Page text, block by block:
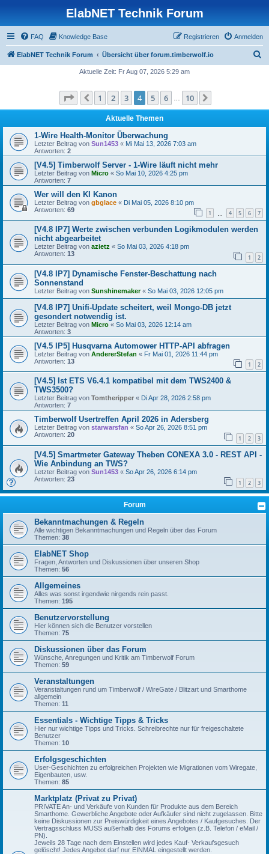
ElabNET Technik Forum
FAQ Knowledge Base Anmelden
Registrieren
ElabNET Technik Forum Übersicht über forum.timberwolf.io
e
Aktuelle Zeit: Fr Aug 07, 2026 5:29 am
Seite von
Vorherige
1 2 3 4 5 6 10
Aktuelle Themen
1-Wire Health-Monitor Überwachung
Letzter Beitrag von Sun1453 « Mi Mai 13, 2026 7:03 am
Antworten: 2
[V4.5] Timberwolf Server - 1-Wire läuft nicht mehr
Letzter Beitrag von Micro « So Mai 10, 2026 4:25 pm
Antworten: 7
Wer will den KI Kanon
Letzter Beitrag von gbglace « Di Mai 05, 2026 8:10 pm
Antworten: 69 1 4 5 6 7
[V4.8 IP7] Werte zwischen verbunden Logikmodulen werden
nicht abgearbeitet
Letzter Beitrag von azietz « So Mai 03, 2026 4:18 pm
Antworten: 13 1 2
[V4.8 IP7] Dynamische Fenster-Beschattung nach
Sonnenstand
Letzter Beitrag von Sunshinemaker« So Mai 03, 2026 12:05 pm
[V4.8 IP7] Unifi-Update scheitert, weil Mongo-DB jetzt
gesondert notwendig ist.
Letzter Beitrag von Micro « So Mai 03, 2026 12:14 am
Antworten: 3
[V4.5 IP5] Husqvarna Automower HTTP-API abfragen
Letzter Beitrag von AndererStefan « Fr Mai 01, 2026 11:44 pm
Antworten: 13 1 2
[V4.5] Ist ETS V6.4.1 kompatibel mit dem TWS2400 &
TWS3500?
Letzter Beitrag von Tomtheripper « Di Apr 28, 2026 2:58 pm
Antworten: 7
Timberwolf Usertreffen April 2026 in Adersberg
Letzter Beitrag von starwarsfan « So Apr 26, 2026 8:51 pm
Antworten: 20 1 2 3
[V4.5] Smartmeter Gateway Theben CONEXA 3.0 - REST API -
Wie Anbindung an TWS?
Letzter Beitrag von Sun1453 « So Apr 26, 2026 6:14 pm
Antworten: 23 1 2 3
Forum
Bekanntmachungen & Regeln
Alle wichtigen Bekanntmachungen und Regeln über das Forum
Themen: 38
ElabNET Shop
Fragen, Antworten und Diskussionen über unseren Shop
Themen: 56
Allgemeines
Alles was sonst irgendwie nirgends rein passt.
Themen: 195
Benutzervorstellung
Hier können sich die Benutzer vorstellen
Themen: 75
Diskussionen über das Forum
Wünsche, Anregungen und Kritik am Timberwolf Forum
Themen: 59
Veranstaltungen
Veranstaltungen rund um Timberwolf / WireGate / Blitzart und Smarthome
allgemein
Themen: 11
Essentials - Wichtige Tipps & Tricks
Hier nur wichtige Tipps und Tricks. Schreibrechte nur für freigeschaltete
Benutzer
Themen: 10
Erfolgsgeschichten
User-Geschichten zu erfolgreichen Projekten wie Migrationen vom Wiregate,
Eigenbauten, usw.
Themen: 85
Marktplatz (Privat zu Privat)
PRIVATE An- und Verkäufe von Kunden für Produkte aus dem Bereich
Smarthome. Gewerbliche Angebote oder Aufkäufer sind nicht zugelassen. Bitte
keine Diskussionen zur Preiswürdigkeit eines Angebotes / Kaufgesuches. Der
Vertragsschluss MUSS außerhalb des Forums erfolgen (z.B. Telefon / eMail /
PN).
Jeweils 28 Tage nach dem Einstellen wird jedes Kauf- Verkaufsgesuch
gelöscht! Jedes Angebot darf nur EINMAL eingestellt werden.